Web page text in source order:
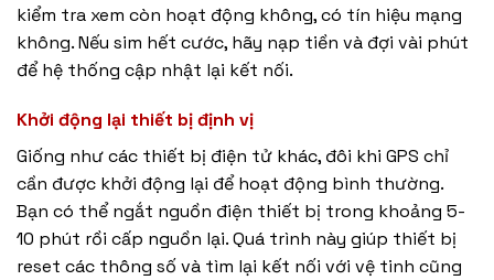
kiểm tra xem còn hoạt động không, có tín hiệu mạng
không. Nếu sim hết cước, hãy nạp tiền và đợi vài phút
để hệ thống cập nhật lại kết nối.
Khởi động lại thiết bị định vị
Giống như các thiết bị điện tử khác, đôi khi GPS chỉ
cần được khởi động lại để hoạt động bình thường.
Bạn có thể ngắt nguồn điện thiết bị trong khoảng 5-
10 phút rồi cấp nguồn lại. Quá trình này giúp thiết bị
reset các thông số và tìm lại kết nối với vệ tinh cũng